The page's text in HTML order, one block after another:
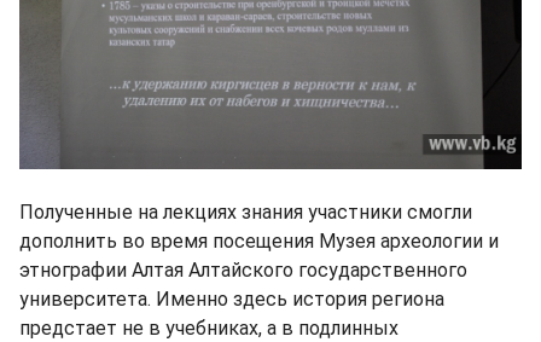
Полученные на лекциях знания участники смогли
дополнить во время посещения Музея археологии и
этнографии Алтая Алтайского государственного
университета. Именно здесь история региона
предстает не в учебниках, а в подлинных